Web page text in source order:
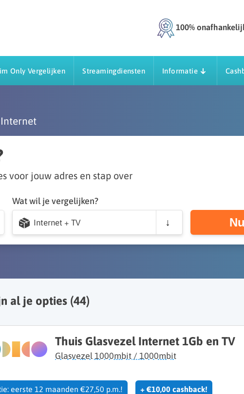
100%
Only Vergelijken Streamingdiensten Informatie
voor jouw adres en stap over
Wat wil je vergelijken?
Internet + TV
al je opties (44)
Thuis Glasvezel Internet 1Gb en TV
Glasvezel 1000mbit / 1000mbit
eerste 12 maanden €27,50 p.m.! + €10,00 cashback!